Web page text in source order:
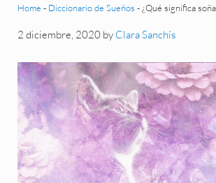
Home - Diccionario de Sueños -¿Qué significa
2 diciembre, 2020 by Clara Sanchís